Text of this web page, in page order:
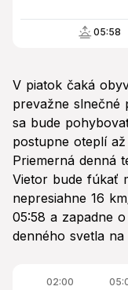
05:58
V piatok čaká
prevažne slnečné
sa bude
postupne oteplí
Priemerná denná
Vietor bude fúkať
nepresiahne 16
05:58 a zapadne
denného svetla na
02:00